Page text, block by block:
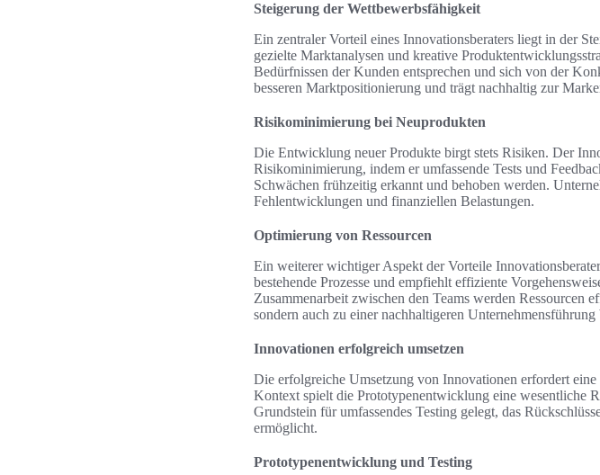
Steigerung der Wettbewerbsfähigkeit
Ein zentraler Vorteil eines Innovationsberaters liegt in der
gezielte Marktanalysen und kreative
Bedürfnissen der Kunden entsprechen und sich von der
besseren Marktpositionierung und trägt nachhaltig zur
Risikominimierung bei Neuprodukten
Die Entwicklung neuer Produkte birgt stets Risiken. Der
Risikominimierung, indem er umfassende Tests und
Schwächen frühzeitig erkannt und behoben werden.
Fehlentwicklungen und finanziellen Belastungen.
Optimierung von Ressourcen
Ein weiterer wichtiger Aspekt der Vorteile
bestehende Prozesse und empfiehlt effiziente
Zusammenarbeit zwischen den Teams werden
sondern auch zu einer nachhaltigeren Unternehmensführung
Innovationen erfolgreich umsetzen
Die erfolgreiche Umsetzung von Innovationen erfordert
Kontext spielt die Prototypenentwicklung eine wesentliche
Grundstein für umfassendes Testing gelegt, das
ermöglicht.
Prototypenentwicklung und Testing